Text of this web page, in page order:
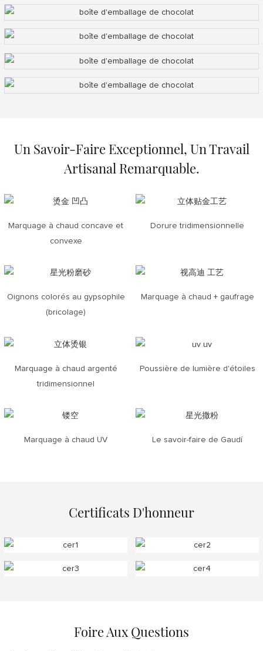
Un Savoir-Faire Exceptionnel, Un Travail
Artisanal Remarquable.
Marquage à chaud concave et
convexe
Dorure tridimensionnelle
Oignons colorés au gypsophile
(bricolage)
Marquage à chaud + gaufrage
Marquage à chaud argenté
tridimensionnel
Poussière de lumière d'étoiles
Marquage à chaud UV Le savoir-faire de Gaudí
Certificats D'honneur
Foire Aux Questions